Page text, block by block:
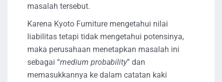
masalah tersebut.
Karena Kyoto Furniture mengetahui nilai
liabilitas tetapi tidak mengetahui potensinya,
maka perusahaan menetapkan masalah ini
sebagai “medium probability” dan
memasukkannya ke dalam catatan kaki